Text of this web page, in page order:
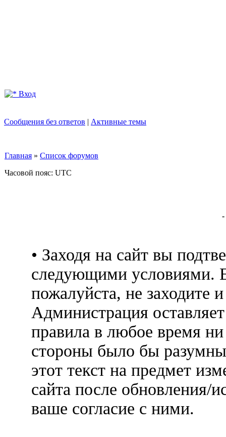
Вход
Сообщения без ответов | Активные темы
Главная » Список форумов
Часовой пояс: UTC
-
• Заходя на сайт вы
следующими условиями.
пожалуйста, не заходите
Администрация
правила в любое время
стороны было бы
этот текст на предмет
сайта после обновления/
ваше согласие с ними.